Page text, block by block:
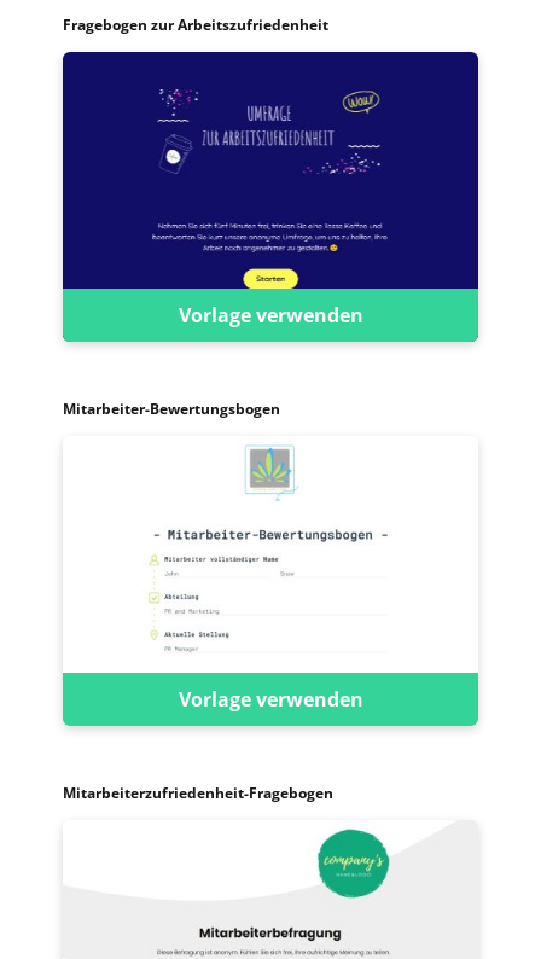
Fragebogen zur Arbeitszufriedenheit
Vorlage verwenden
Mitarbeiter-Bewertungsbogen
Vorlage verwenden
Mitarbeiterzufriedenheit-Fragebogen